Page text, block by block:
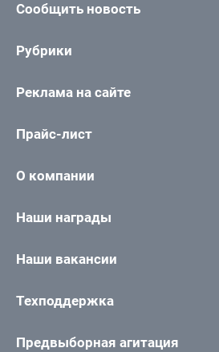
Сообщить новость
Рубрики
Реклама на сайте
Прайс-лист
О компании
Наши награды
Наши вакансии
Техподдержка
Предвыборная агитация